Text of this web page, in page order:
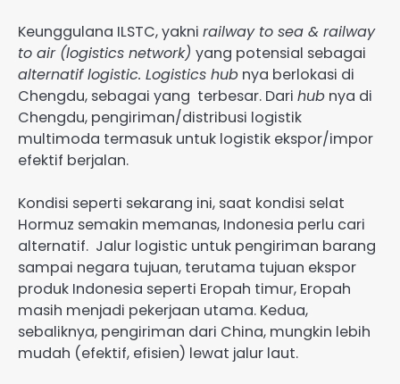
Keunggulana ILSTC, yakni railway to sea & railway
to air (logistics network) yang potensial sebagai
alternatif logistic. Logistics hub nya berlokasi di
Chengdu, sebagai yang terbesar. Dari hub nya di
Chengdu, pengiriman/distribusi logistik
multimoda termasuk untuk logistik ekspor/impor
efektif berjalan.
Kondisi seperti sekarang ini, saat kondisi selat
Hormuz semakin memanas, Indonesia perlu cari
alternatif. Jalur logistic untuk pengiriman barang
sampai negara tujuan, terutama tujuan ekspor
produk Indonesia seperti Eropah timur, Eropah
masih menjadi pekerjaan utama. Kedua,
sebaliknya, pengiriman dari China, mungkin lebih
mudah (efektif, efisien) lewat jalur laut.